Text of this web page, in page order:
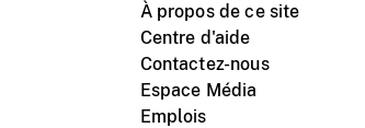
À propos de ce site
Centre d'aide
Contactez-nous
Espace Média
Emplois